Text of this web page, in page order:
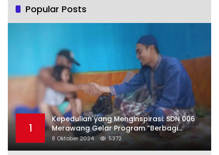
Popular Posts
1
Kepedulian yang Menginspirasi: SDN 006
Merawang Gelar Program “Berbagi
Segenggam Beras”
8 Oktober 2024 5372